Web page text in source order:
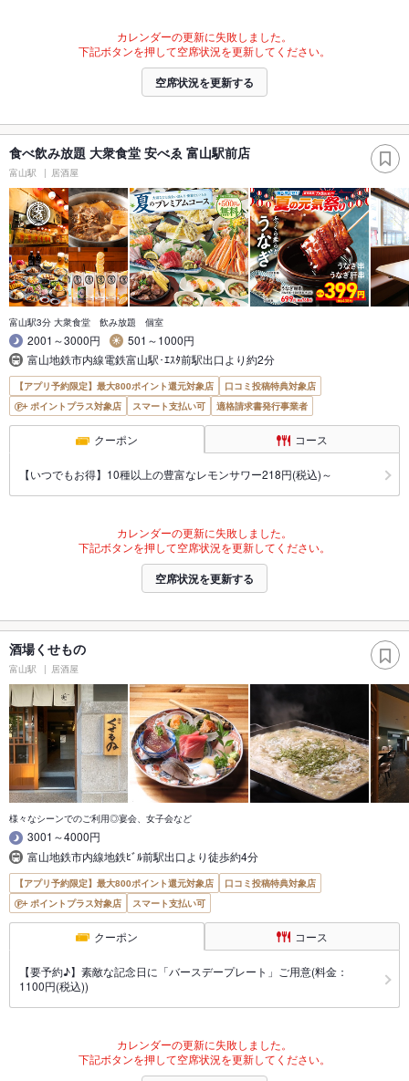
カレンダーの更新に失敗しました。
下記ボタンを押して空席状況を更新してください。
空席状況を更新する
食べ飲み放題 大衆食堂 安べゑ 富山駅前店
富山駅 居酒屋
富山駅3分 大衆食堂 飲み放題 個室
2001～3000円
501～1000円
富山地鉄市内線電鉄富山駅･ｴｽﾀ前駅出口より約2分
【アプリ予約限定】最大800ポイント還元対象店
口コミ投稿特典対象店
ポイントプラス対象店
スマート支払い可 適格請求書発行事業者
クーポン コース
【いつでもお得】10種以上の豊富なレモンサワー218円(税込)～
カレンダーの更新に失敗しました。
下記ボタンを押して空席状況を更新してください。
空席状況を更新する
酒場くせもの
富山駅 居酒屋
様々なシーンでのご利用◎宴会、女子会など
3001～4000円
富山地鉄市内線地鉄ﾋﾞﾙ前駅出口より徒歩約4分
【アプリ予約限定】最大800ポイント還元対象店
口コミ投稿特典対象店
ポイントプラス対象店
スマート支払い可
クーポン コース
【要予約♪】素敵な記念日に「バースデープレート」ご用意(料金：
1100円(税込))
カレンダーの更新に失敗しました。
下記ボタンを押して空席状況を更新してください。